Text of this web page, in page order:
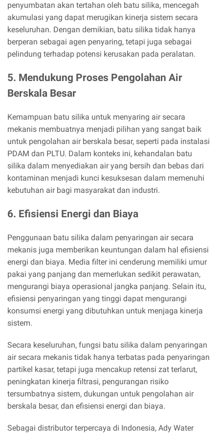
penyumbatan akan tertahan oleh batu silika, mencegah
akumulasi yang dapat merugikan kinerja sistem secara
keseluruhan. Dengan demikian, batu silika tidak hanya
berperan sebagai agen penyaring, tetapi juga sebagai
pelindung terhadap potensi kerusakan pada peralatan.
5. Mendukung Proses Pengolahan Air
Berskala Besar
Kemampuan batu silika untuk menyaring air secara
mekanis membuatnya menjadi pilihan yang sangat baik
untuk pengolahan air berskala besar, seperti pada instalasi
PDAM dan PLTU. Dalam konteks ini, kehandalan batu
silika dalam menyediakan air yang bersih dan bebas dari
kontaminan menjadi kunci kesuksesan dalam memenuhi
kebutuhan air bagi masyarakat dan industri.
6. Efisiensi Energi dan Biaya
Penggunaan batu silika dalam penyaringan air secara
mekanis juga memberikan keuntungan dalam hal efisiensi
energi dan biaya. Media filter ini cenderung memiliki umur
pakai yang panjang dan memerlukan sedikit perawatan,
mengurangi biaya operasional jangka panjang. Selain itu,
efisiensi penyaringan yang tinggi dapat mengurangi
konsumsi energi yang dibutuhkan untuk menjaga kinerja
sistem.
Secara keseluruhan, fungsi batu silika dalam penyaringan
air secara mekanis tidak hanya terbatas pada penyaringan
partikel kasar, tetapi juga mencakup retensi zat terlarut,
peningkatan kinerja filtrasi, pengurangan risiko
tersumbatnya sistem, dukungan untuk pengolahan air
berskala besar, dan efisiensi energi dan biaya.
Sebagai distributor terpercaya di Indonesia, Ady Water